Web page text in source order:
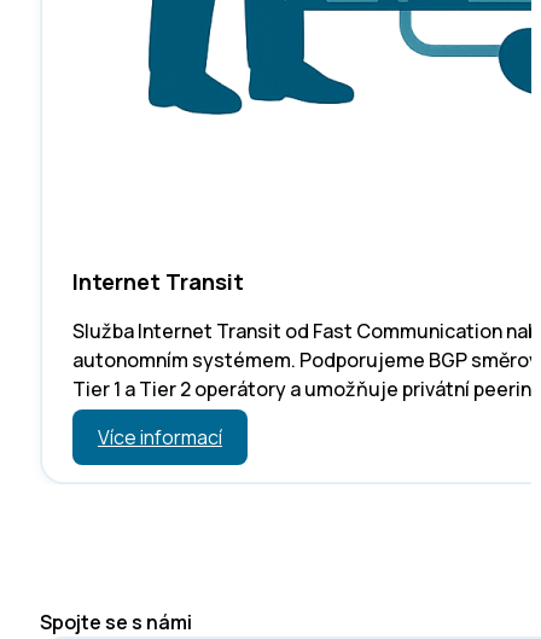
Internet Transit
Služba Internet Transit od Fast Communication
autonomním systémem. Podporujeme BGP
Tier 1 a Tier 2 operátory a umožňuje privátní
Více informací
Spojte se s námi